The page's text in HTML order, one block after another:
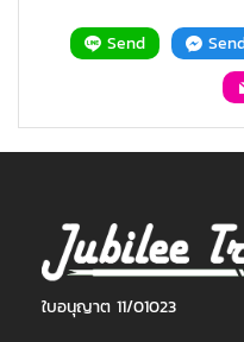
Send
ใบอนุญาต 11/01023